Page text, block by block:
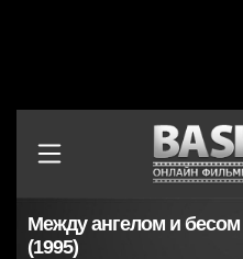
Между ангелом и
(1995)